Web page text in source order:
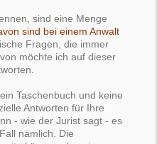
sind eine Menge
sind bei einem Anwalt
Fragen, die immer
möchte ich auf dieser
Taschenbuch und keine
Antworten für Ihre
- wie der Jurist sagt - es
nämlich. Die